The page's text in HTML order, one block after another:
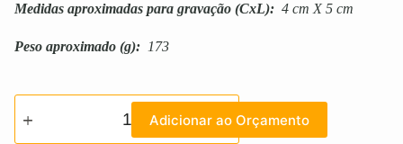
Medidas aproximadas para gravação (CxL): 4 cm X 5 cm
Peso aproximado (g): 173
Adicionar ao Orçamento